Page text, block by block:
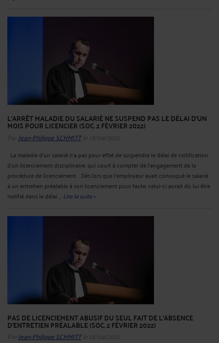
L'ARRÊT MALADIE DU SALARIÉ NE SUSPEND PAS LE DÉLAI D'UN
MOIS POUR LICENCIER (SOC. 2 FÉVRIER 2022)
Par Jean-Philippe SCHMITTle 18/04/2022
La maladie d'un salarié n'a pas pour effet de suspendre le délai de notification
d'un licenciement disciplinaire, qui court à compter de l'engagement de la
procédure de licenciement. Dès lors que l'employeur avait convoqué le salarié
à un entretien préalable à son licenciement pour faute, celui-ci aurait dû lui être
notifié dans le délai ... Lire la suite >
PAS DE LICENCIEMENT ABUSIF DU SEUL FAIT DE L'ABSENCE
D'ENTRETIEN PRÉALABLE (SOC. 2 FÉVRIER 2022)
Par Jean-Philippe SCHMITTle 18/04/2022